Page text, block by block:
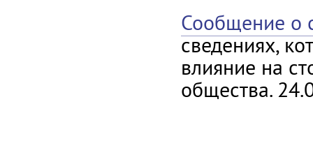
Сообщение о
сведениях,
влияние на
общества.